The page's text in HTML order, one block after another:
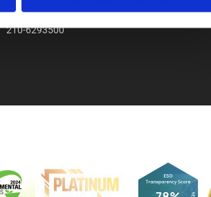
210-6293500